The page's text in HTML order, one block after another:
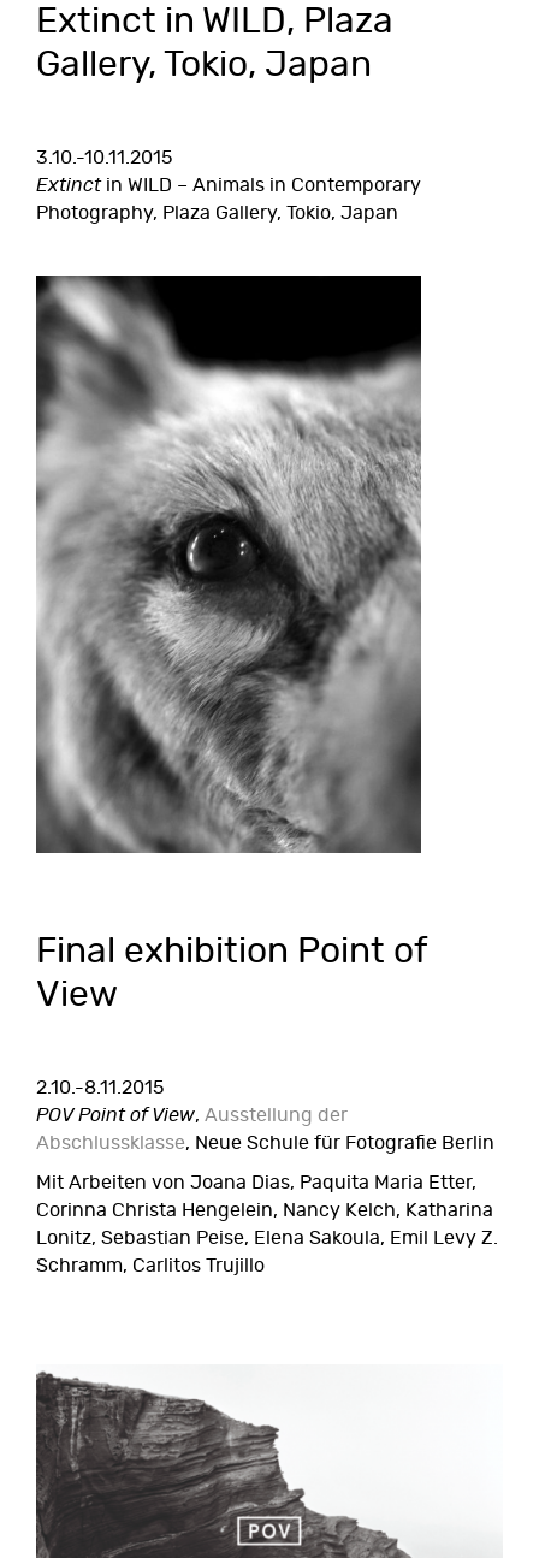
Extinct in WILD, Plaza
Gallery, Tokio, Japan
3.10.-10.11.2015
Extinctin WILD – Animals in Contemporary
Photography, Plaza Gallery, Tokio, Japan
Final exhibition Point of
View
2.10.-8.11.2015
POV Point of View, Ausstellung der
Abschlussklasse, Neue Schule für Fotografie Berlin
Mit Arbeiten von Joana Dias, Paquita Maria Etter,
Corinna Christa Hengelein, Nancy Kelch, Katharina
Lonitz, Sebastian Peise, Elena Sakoula, Emil Levy Z.
Schramm, Carlitos Trujillo